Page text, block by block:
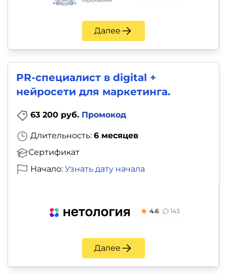
Далее
PR-специалист в digital +
нейросети для маркетинга.
63 200 руб. Промокод
Длительность: 6 месяцев
Сертификат
Начало: Узнать дату начала
4.6 143
Далее